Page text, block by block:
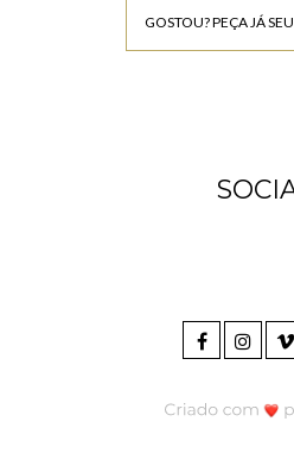
GOSTOU? PEÇA JÁ